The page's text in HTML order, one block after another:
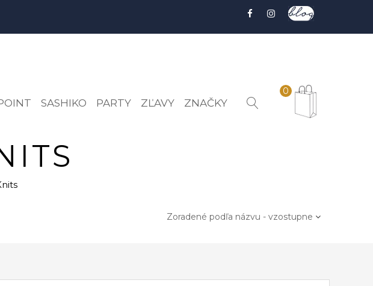
SASHIKO PARTY ZĽAVY ZNAČKY
0
Zoradené podľa názvu - vzostupne